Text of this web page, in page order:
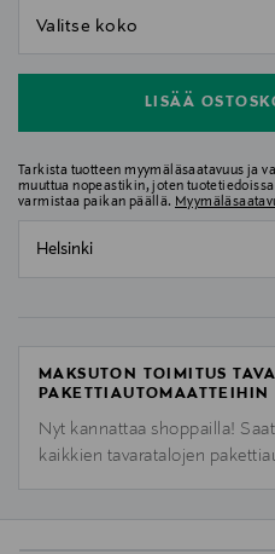
LISÄÄ
Tarkista tuotteen myymäläsaatavuus ja
muuttua nopeastikin, joten
varmistaa paikan päällä.
Helsinki
MAKSUTON TOIMITUS
PAKETTIAUTOMAATTEIHIN
Nyt kannattaa shoppailla!
kaikkien tavaratalojen